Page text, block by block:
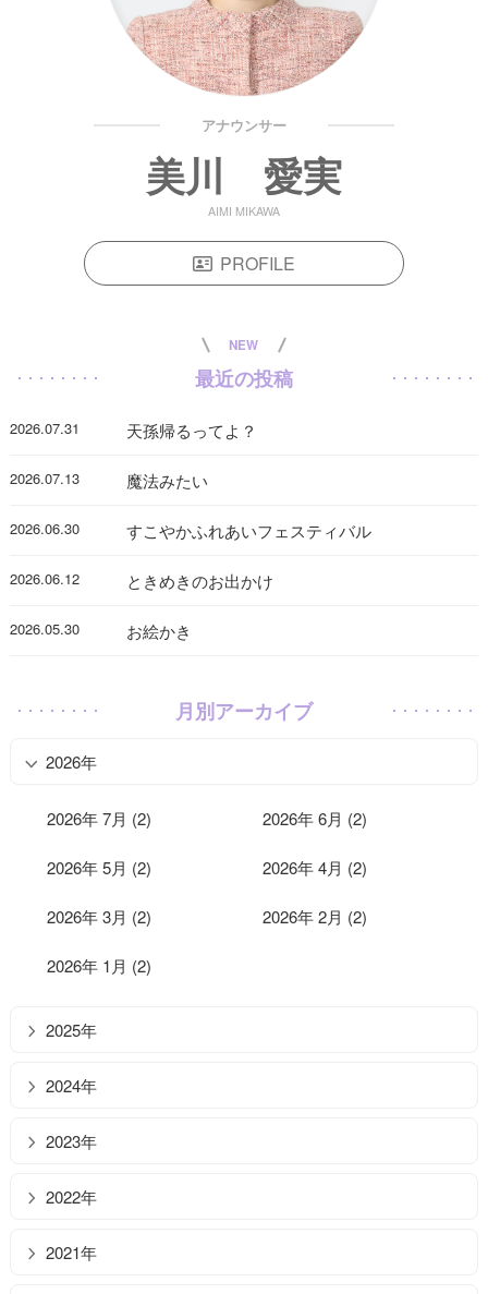
アナウンサー
美川 愛実
AIMI MIKAWA
PROFILE
NEW
最近の投稿
2026.07.31 天孫帰るってよ？
2026.07.13 魔法みたい
2026.06.30 すこやかふれあいフェスティバル
2026.06.12 ときめきのお出かけ
2026.05.30 お絵かき
月別アーカイブ
2026年
2026年 7月 (2) 2026年 6月 (2)
2026年 5月 (2) 2026年 4月 (2)
2026年 3月 (2) 2026年 2月 (2)
2026年 1月 (2)
2025年
2024年
2023年
2022年
2021年